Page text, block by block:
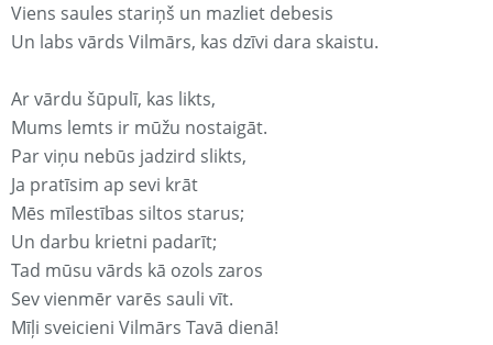
Viens saules stariņš un mazliet debesis
Un labs vārds Vilmārs, kas dzīvi dara skaistu.
Ar vārdu šūpulī, kas likts,
Mums lemts ir mūžu nostaigāt.
Par viņu nebūs jadzird slikts,
Ja pratīsim ap sevi krāt
Mēs mīlestības siltos starus;
Un darbu krietni padarīt;
Tad mūsu vārds kā ozols zaros
Sev vienmēr varēs sauli vīt.
Mīļi sveicieni Vilmārs Tavā dienā!